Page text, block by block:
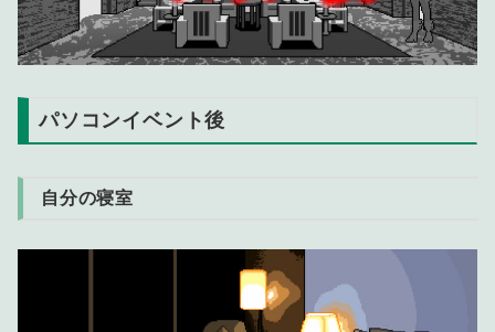
パソコンイベント後
自分の寝室